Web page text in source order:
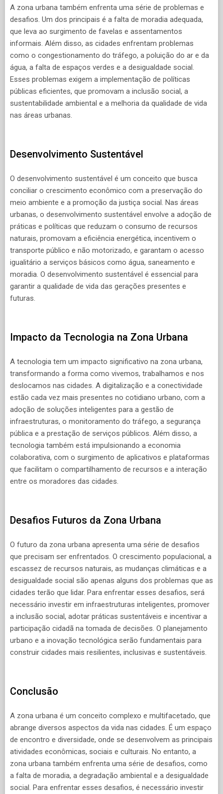
A zona urbana também enfrenta uma série de problemas e
desafios. Um dos principais é a falta de moradia adequada,
que leva ao surgimento de favelas e assentamentos
informais. Além disso, as cidades enfrentam problemas
como o congestionamento do tráfego, a poluição do ar e da
água, a falta de espaços verdes e a desigualdade social.
Esses problemas exigem a implementação de políticas
públicas eficientes, que promovam a inclusão social, a
sustentabilidade ambiental e a melhoria da qualidade de vida
nas áreas urbanas.
Desenvolvimento Sustentável
O desenvolvimento sustentável é um conceito que busca
conciliar o crescimento econômico com a preservação do
meio ambiente e a promoção da justiça social. Nas áreas
urbanas, o desenvolvimento sustentável envolve a adoção de
práticas e políticas que reduzam o consumo de recursos
naturais, promovam a eficiência energética, incentivem o
transporte público e não motorizado, e garantam o acesso
igualitário a serviços básicos como água, saneamento e
moradia. O desenvolvimento sustentável é essencial para
garantir a qualidade de vida das gerações presentes e
futuras.
Impacto da Tecnologia na Zona Urbana
A tecnologia tem um impacto significativo na zona urbana,
transformando a forma como vivemos, trabalhamos e nos
deslocamos nas cidades. A digitalização e a conectividade
estão cada vez mais presentes no cotidiano urbano, com a
adoção de soluções inteligentes para a gestão de
infraestruturas, o monitoramento do tráfego, a segurança
pública e a prestação de serviços públicos. Além disso, a
tecnologia também está impulsionando a economia
colaborativa, com o surgimento de aplicativos e plataformas
que facilitam o compartilhamento de recursos e a interação
entre os moradores das cidades.
Desafios Futuros da Zona Urbana
O futuro da zona urbana apresenta uma série de desafios
que precisam ser enfrentados. O crescimento populacional, a
escassez de recursos naturais, as mudanças climáticas e a
desigualdade social são apenas alguns dos problemas que as
cidades terão que lidar. Para enfrentar esses desafios, será
necessário investir em infraestruturas inteligentes, promover
a inclusão social, adotar práticas sustentáveis e incentivar a
participação cidadã na tomada de decisões. O planejamento
urbano e a inovação tecnológica serão fundamentais para
construir cidades mais resilientes, inclusivas e sustentáveis.
Conclusão
A zona urbana é um conceito complexo e multifacetado, que
abrange diversos aspectos da vida nas cidades. É um espaço
de encontro e diversidade, onde se desenvolvem as principais
atividades econômicas, sociais e culturais. No entanto, a
zona urbana também enfrenta uma série de desafios, como
a falta de moradia, a degradação ambiental e a desigualdade
social. Para enfrentar esses desafios, é necessário investir